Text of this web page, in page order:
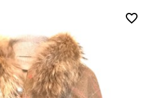
favorite_border